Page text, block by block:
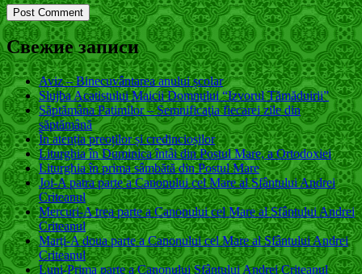
Свежие записи
Aviz – Binecuvântarea anului școlar
Slujba Acatistului Maicii Domnului “Izvorul Tămăduirii”
Săptămâna Patimilor – Semnificaţia fiecarei zile din
săptămână
În atenția preoților și credincioșilor
Liturghia în Duminica întâi din Postul Mare, a Ortodoxiei
Liturghia în prima sâmbătă din Postul Mare
Joi-A patra parte a Canonului cel Mare al Sfântului Andrei
Criteanul
Mercuri-A trea parte a Canonului cel Mare al Sfântului Andrei
Criteanul
Marți-A doua parte a Canonului cel Mare al Sfântului Andrei
Criteanul
Luni-Prima parte a Canonului Sfântului Andrei Criteanul